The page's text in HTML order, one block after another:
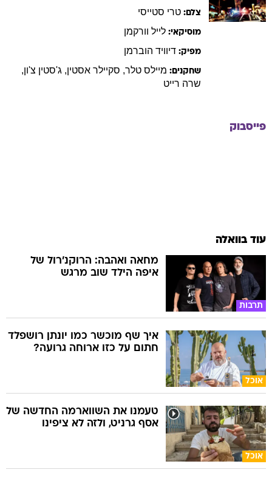
צלם: טרי סטייסי
מוסיקאי: לייל וורקמן
מפיק: דיוויד הוברמן
שחקנים: מיילס טלר, סקיילר אסטין, ג'סטין צ'ון,
שרה רייט
פייסבוק
עוד בוואלה
תרבות
מחאה ואהבה: הרוקנ'רול של
איפה הילד שוב מרגש
אוכל
איך שף מוכשר כמו יונתן רושפלד
חתום על כזו ארוחה גרועה?
אוכל
טעמנו את השווארמה החדשה של
אסף גרניט, ולזה לא ציפינו